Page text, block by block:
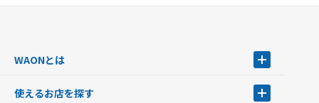
WAONとは
使えるお店を探す